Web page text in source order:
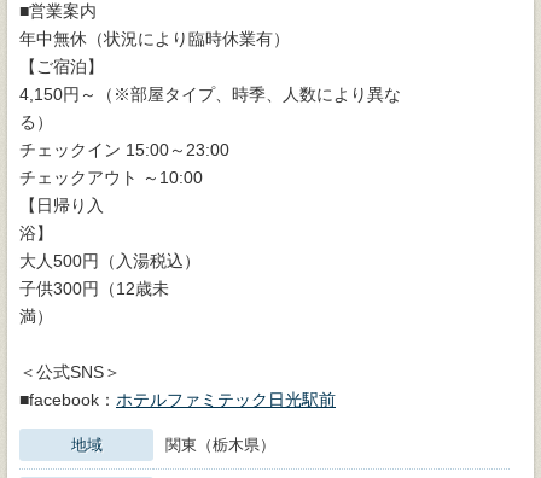
■営業案内
年中無休（状況により臨時休業有）
【ご宿泊】
4,150円～（※部屋タイプ、時季、人数により異な
る）
チェックイン 15:00～23:00
チェックアウト ～10:00
【日帰り入
浴
大人500円（入湯税込）
子供300円（12歳未
満）
＜公式SNS＞
■facebook： ホテルファミテック日光駅前
地域 関東（栃木県）